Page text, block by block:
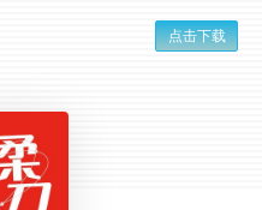
点击下载